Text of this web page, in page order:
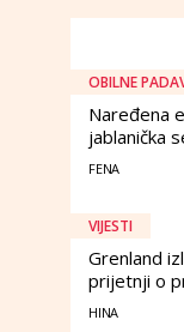
OBILNE
Naređena
jablanička
FENA
VIJESTI
Grenland
prijetnji o
HINA